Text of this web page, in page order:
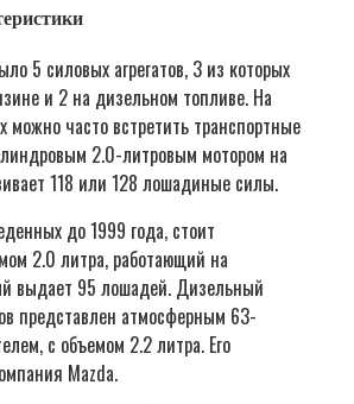
5 силовых агрегатов, 3 из которых
и 2 на дизельном топливе. На
можно часто встретить транспортные
2.0-литровым мотором на
118 или 128 лошадиные силы.
до 1999 года, стоит
2.0 литра, работающий на
выдает 95 лошадей. Дизельный
представлен атмосферным 63-
с объемом 2.2 литра. Его
Mazda.